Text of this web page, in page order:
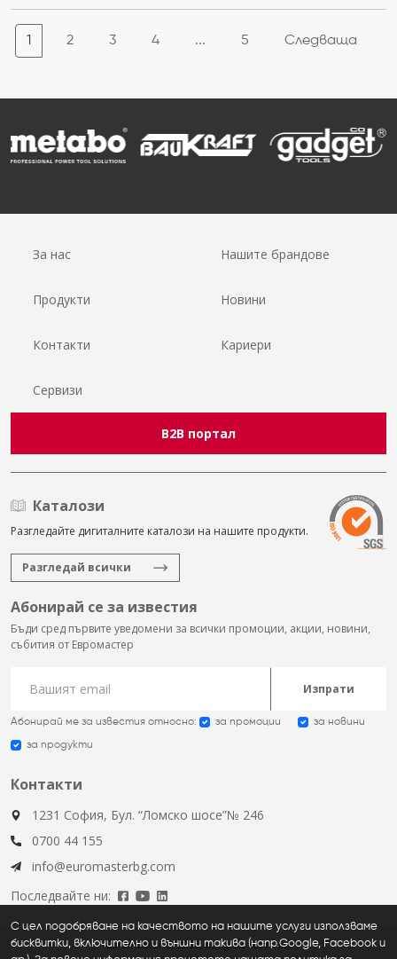
1 2 3 4 ... 5 Следваща
За нас Нашите брандове
Продукти Новини
Контакти Кариери
Сервизи
B2B портал
Каталози
Разгледайте дигиталните каталози на нашите продукти.
Разгледай всички
Абонирай се за известия
Бъди сред първите уведомени за всички промоции, акции, новини,
събития от Евромастер
Изпрати
Абонирай ме за известия относно: за промоции за новини
за продукти
Контакти
1231 София, Бул. “Ломско шосе”№ 246
0700 44 155
info@euromasterbg.com
Последвайте ни:
Euromaster © 2026, all rights reserved
С цел подобряване на качеството на нашите услуги използваме
бисквитки, включително и външни такива (напр.Google, Facebook и